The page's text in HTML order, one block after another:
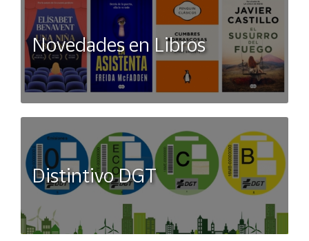
Novedades en Libros
Distintivo DGT